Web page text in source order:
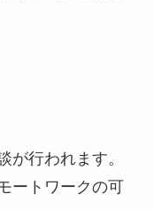
が行われます。
ートワークの可